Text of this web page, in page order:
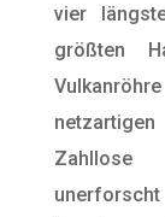
vier
größten
Zahllose